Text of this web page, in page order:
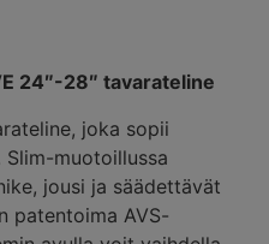
24″-28″ tavarateline
joka sopii
Slim-muotoillussa
jousi ja säädettävät
patentoima AVS-